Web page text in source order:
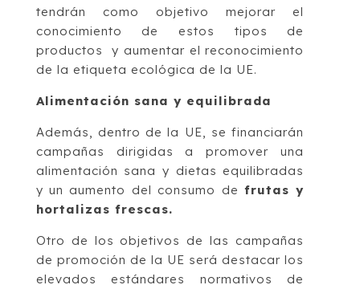
tendrán como objetivo mejorar el
conocimiento de estos tipos de
productos y aumentar el reconocimiento
de la etiqueta ecológica de la UE.
Alimentación sana y equilibrada
Además, dentro de la UE, se financiarán
campañas dirigidas a promover una
alimentación sana y dietas equilibradas
y un aumento del consumo de frutas y
hortalizas frescas.
Otro de los objetivos de las campañas
de promoción de la UE será destacar los
elevados estándares normativos de